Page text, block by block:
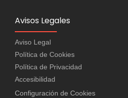
Avisos Legales
Aviso Legal
Política de Cookies
Política de Privacidad
Accesibilidad
Configuración de Cookies